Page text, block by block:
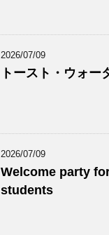
2026/07/09
トースト・ウォー
2026/07/09
Welcome party
students